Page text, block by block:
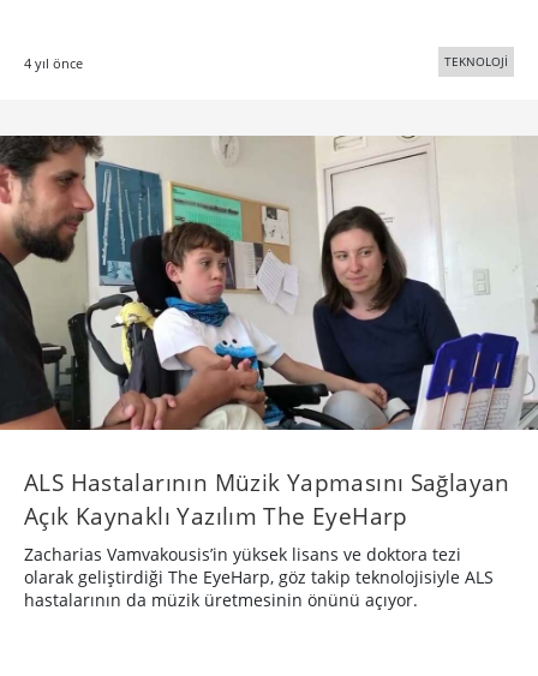
4 yıl önce TEKNOLOJİ
ALS Hastalarının Müzik Yapmasını Sağlayan
Açık Kaynaklı Yazılım The EyeHarp
Zacharias Vamvakousis’in yüksek lisans ve doktora tezi
olarak geliştirdiği The EyeHarp, göz takip teknolojisiyle ALS
hastalarının da müzik üretmesinin önünü açıyor.